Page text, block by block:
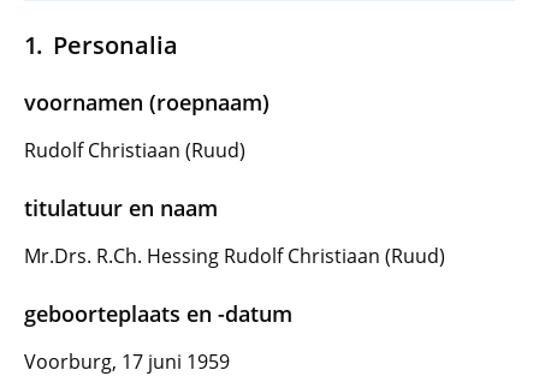
Personalia
voornamen (roepnaam)
Rudolf Christiaan (Ruud)
titulatuur en naam
Mr.Drs. R.Ch. Hessing Rudolf Christiaan (Ruud)
geboorteplaats en -datum
Voorburg, 17 juni 1959